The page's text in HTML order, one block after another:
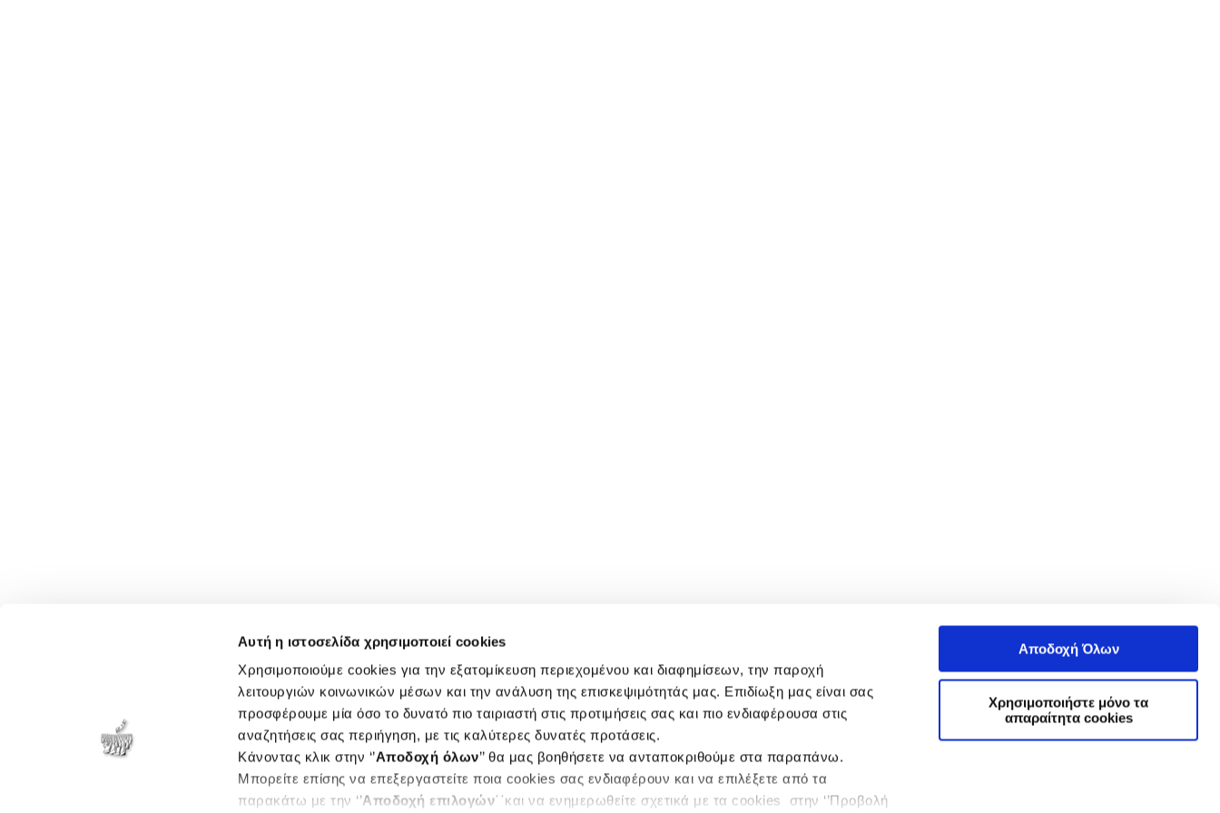
Αυτή η ιστοσελίδα χρησιμοποιεί cookies
Χρησιμοποιούμε cookies για την εξατομίκευση περιεχομένου και διαφημίσεων, την παροχή
λειτουργιών κοινωνικών μέσων και την ανάλυση της επισκεψιμότητάς μας. Επιδίωξη μας είναι σας
προσφέρουμε μία όσο το δυνατό πιο ταιριαστή στις προτιμήσεις σας και πιο ενδιαφέρουσα στις
αναζητήσεις σας περιήγηση, με τις καλύτερες δυνατές προτάσεις.
Κάνοντας κλικ στην ‘’Αποδοχή όλων’’ θα μας βοηθήσετε να ανταποκριθούμε στα παραπάνω.
Μπορείτε επίσης να επεξεργαστείτε ποια cookies σας ενδιαφέρουν και να επιλέξετε από τα
παρακάτω με την ‘’Αποδοχή επιλογών΄΄και να ενημερωθείτε σχετικά με τα cookies στην ‘’Προβολή
Αποδοχή Όλων
Χρησιμοποιήστε μόνο τα
απαραίτητα cookies